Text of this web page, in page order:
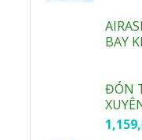
BAY
ĐÓN